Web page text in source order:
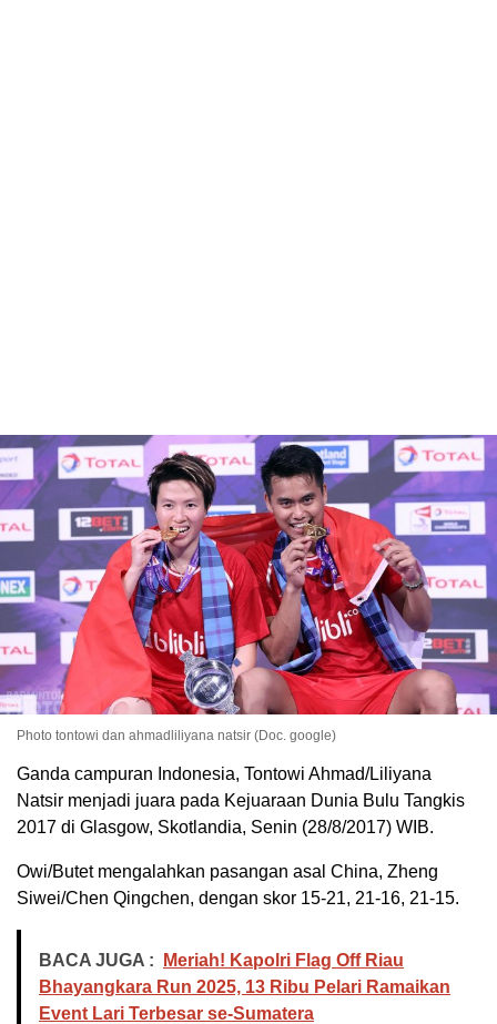
Photo tontowi dan ahmadliliyana natsir (Doc. google)
Ganda campuran Indonesia, Tontowi Ahmad/Liliyana
Natsir menjadi juara pada Kejuaraan Dunia Bulu Tangkis
2017 di Glasgow, Skotlandia, Senin (28/8/2017) WIB.
Owi/Butet mengalahkan pasangan asal China, Zheng
Siwei/Chen Qingchen, dengan skor 15-21, 21-16, 21-15.
BACA JUGA :
Meriah! Kapolri Flag Off Riau
Bhayangkara Run 2025, 13 Ribu Pelari Ramaikan
Event Lari Terbesar se-Sumatera